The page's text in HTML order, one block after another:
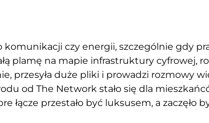
czy energii, szczególnie gdy
plamę na mapie infrastruktury cyfrowej,
przesyła duże pliki i prowadzi rozmowy
od The Network stało się dla
łącze przestało być luksusem, a zaczęło